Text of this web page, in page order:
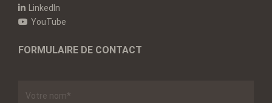
LinkedIn
YouTube
FORMULAIRE DE CONTACT